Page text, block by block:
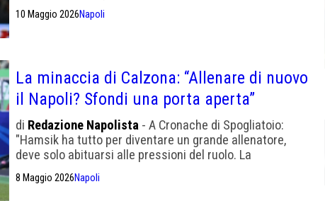
10 Maggio 2026Napoli
La minaccia di Calzona: “Allenare di nuovo
il Napoli? Sfondi una porta aperta”
di Redazione Napolista - A Cronache di Spogliatoio:
"Hamsik ha tutto per diventare un grande allenatore,
deve solo abituarsi alle pressioni del ruolo. La
è pronto."
8 Maggio 2026Napoli